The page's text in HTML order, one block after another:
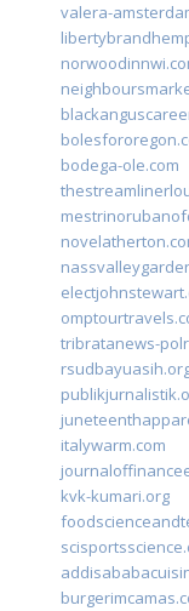
valera-
bodega-ole.com
tribratanews-
italywarm.com
kvk-kumari.org